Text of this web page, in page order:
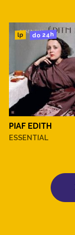
lp do 24h
PIAF EDITH
ESSENTIAL